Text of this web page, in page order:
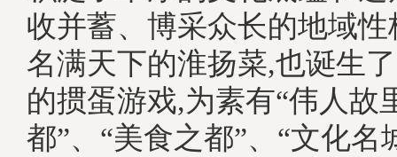
收并蓄、博采众长的地域
名满天下的淮扬菜,也诞生
的掼蛋游戏,为素有“伟人故
都”、“美食之都”、“文化名